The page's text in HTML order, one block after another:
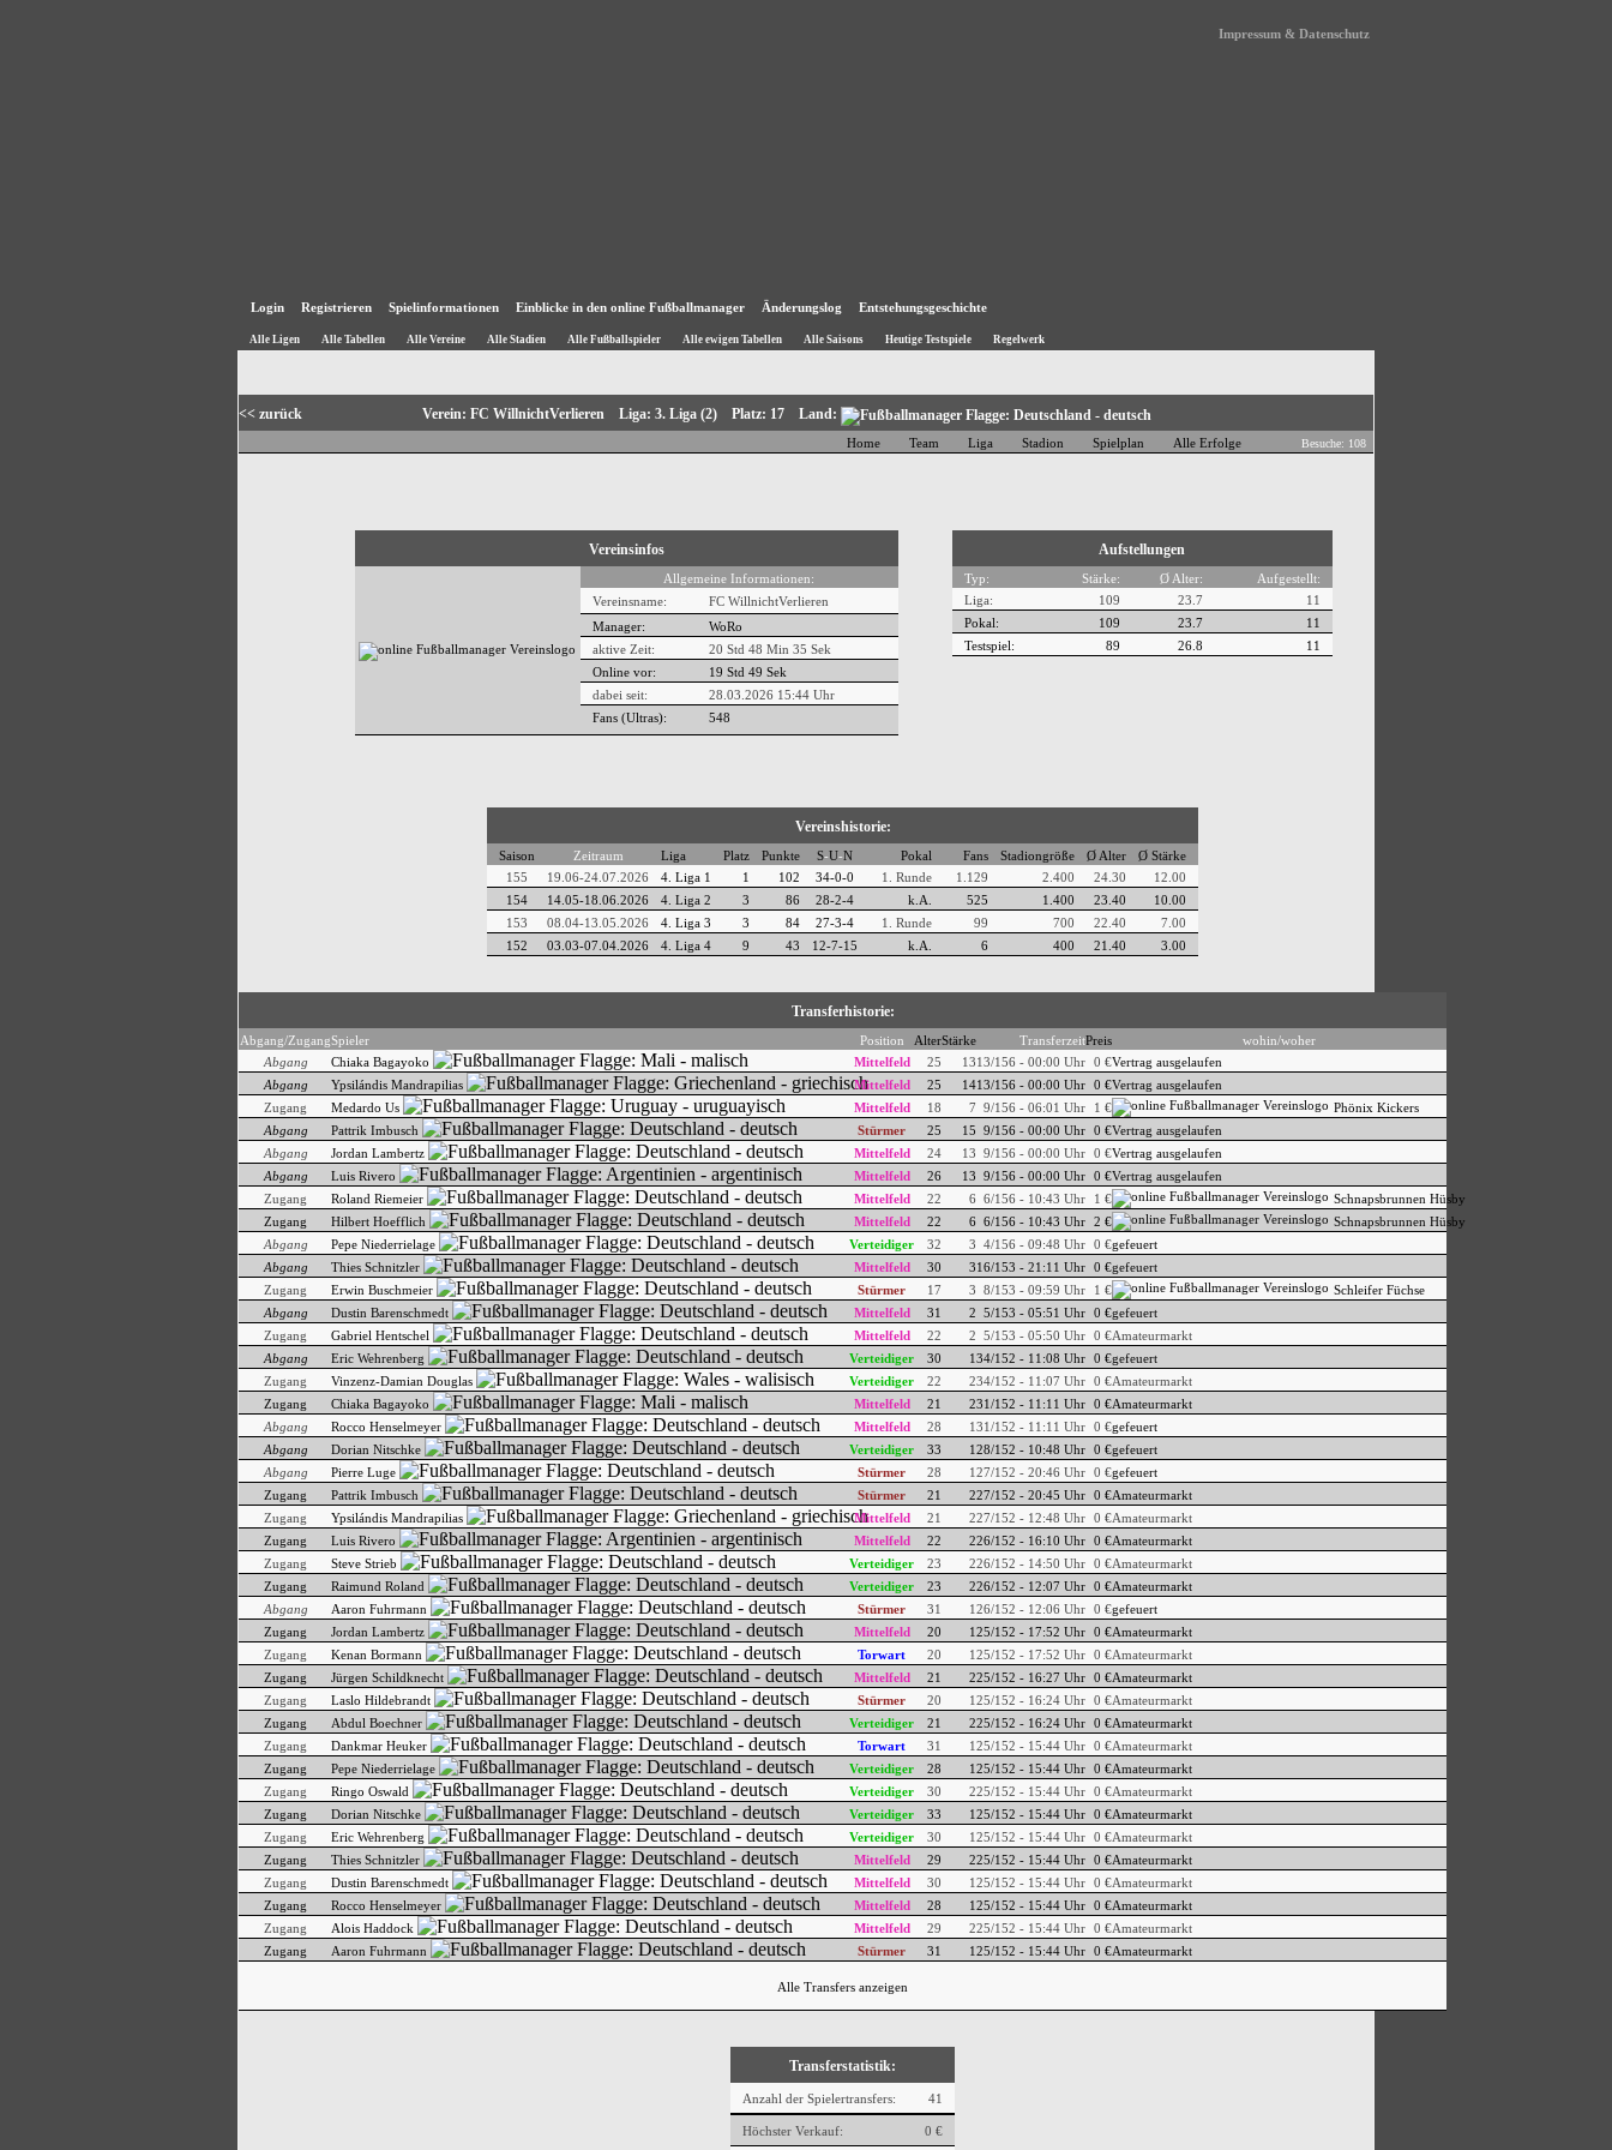
Impressum & Datenschutz
Login Registrieren Spielinformationen Einblicke in den online Fußballmanager Änderungslog Entstehungsgeschichte
Alle Ligen Alle Tabellen Alle Vereine Alle Stadien Alle Fußballspieler Alle ewigen Tabellen Alle Saisons Heutige Testspiele Regelwerk
<< zurück Verein: FC WillnichtVerlieren Liga: 3. Liga (2) Platz: 17 Land:
Home Team Liga Stadion Spielplan Alle Erfolge Besuche: 108
Vereinsinfos
Allgemeine Informationen:
Vereinsname:
FC WillnichtVerlieren
Manager:
WoRo
aktive Zeit:
20 Std 48 Min 35 Sek
Online vor:
19 Std 49 Sek
dabei seit:
28.03.2026 15:44 Uhr
Fans (Ultras):
548
Aufstellungen
Typ: Stärke: Ø Alter:
Aufgestellt:
Liga:
109 23.7
11
Pokal:
109 23.7
11
Testspiel:
89 26.8 11
Vereinshistorie:
Saison Zeitraum Liga Platz Punkte S-U-N Pokal Fans Stadiongröße Ø Alter
Ø Stärke
155
19.06-24.07.2026 4. Liga 1 1 102 34-0-0 1. Runde 1.129 2.400 24.30
12.00
154
14.05-18.06.2026 4. Liga 2 3 86 28-2-4 k.A. 525 1.400 23.40
10.00
153
08.04-13.05.2026 4. Liga 3 3 84 27-3-4 1. Runde 99 700 22.40
7.00
152
03.03-07.04.2026 4. Liga 4 9 43 12-7-15 k.A. 6 400 21.40 3.00
Transferhistorie:
Abgang/ZugangSpieler Position AlterStärke TransferzeitPreis
wohin/woher
Abgang
Chiaka Bagayoko Mittelfeld 25 1313/156 - 00:00 Uhr 0 €Vertrag ausgelaufen
Abgang
Ypsilándis Mandrapilias Mittelfeld 25 1413/156 - 00:00 Uhr 0 €Vertrag ausgelaufen
Zugang
Medardo Us Mittelfeld 18 7 9/156 - 06:01 Uhr 1 €
Phönix Kickers
Abgang
Pattrik Imbusch Stürmer 25 15 9/156 - 00:00 Uhr 0 €Vertrag ausgelaufen
Abgang
Jordan Lambertz Mittelfeld 24 13 9/156 - 00:00 Uhr 0 €Vertrag ausgelaufen
Abgang
Luis Rivero Mittelfeld 26 13 9/156 - 00:00 Uhr 0 €Vertrag ausgelaufen
Zugang
Roland Riemeier Mittelfeld 22 6 6/156 - 10:43 Uhr 1 €
Schnapsbrunnen Hüsby
Zugang
Hilbert Hoefflich Mittelfeld 22 6 6/156 - 10:43 Uhr 2 €
Schnapsbrunnen Hüsby
Abgang
Pepe Niederrielage Verteidiger 32 3 4/156 - 09:48 Uhr 0 €gefeuert
Abgang
Thies Schnitzler Mittelfeld 30 316/153 - 21:11 Uhr 0 €gefeuert
Zugang
Erwin Buschmeier Stürmer 17 3 8/153 - 09:59 Uhr 1 €
Schleifer Füchse
Abgang
Dustin Barenschmedt Mittelfeld 31 2 5/153 - 05:51 Uhr 0 €gefeuert
Zugang
Gabriel Hentschel Mittelfeld 22 2 5/153 - 05:50 Uhr 0 €Amateurmarkt
Abgang
Eric Wehrenberg Verteidiger 30 134/152 - 11:08 Uhr 0 €gefeuert
Zugang
Vinzenz-Damian Douglas Verteidiger 22 234/152 - 11:07 Uhr 0 €Amateurmarkt
Zugang
Chiaka Bagayoko Mittelfeld 21 231/152 - 11:11 Uhr 0 €Amateurmarkt
Abgang
Rocco Henselmeyer Mittelfeld 28 131/152 - 11:11 Uhr 0 €gefeuert
Abgang
Dorian Nitschke Verteidiger 33 128/152 - 10:48 Uhr 0 €gefeuert
Abgang
Pierre Luge Stürmer 28 127/152 - 20:46 Uhr 0 €gefeuert
Zugang
Pattrik Imbusch Stürmer 21 227/152 - 20:45 Uhr 0 €Amateurmarkt
Zugang
Ypsilándis Mandrapilias Mittelfeld 21 227/152 - 12:48 Uhr 0 €Amateurmarkt
Zugang
Luis Rivero Mittelfeld 22 226/152 - 16:10 Uhr 0 €Amateurmarkt
Zugang
Steve Strieb Verteidiger 23 226/152 - 14:50 Uhr 0 €Amateurmarkt
Zugang
Raimund Roland Verteidiger 23 226/152 - 12:07 Uhr 0 €Amateurmarkt
Abgang
Aaron Fuhrmann Stürmer 31 126/152 - 12:06 Uhr 0 €gefeuert
Zugang
Jordan Lambertz Mittelfeld 20 125/152 - 17:52 Uhr 0 €Amateurmarkt
Zugang
Kenan Bormann Torwart 20 125/152 - 17:52 Uhr 0 €Amateurmarkt
Zugang
Jürgen Schildknecht Mittelfeld 21 225/152 - 16:27 Uhr 0 €Amateurmarkt
Zugang
Laslo Hildebrandt Stürmer 20 125/152 - 16:24 Uhr 0 €Amateurmarkt
Zugang
Abdul Boechner Verteidiger 21 225/152 - 16:24 Uhr 0 €Amateurmarkt
Zugang
Dankmar Heuker Torwart 31 125/152 - 15:44 Uhr 0 €Amateurmarkt
Zugang
Pepe Niederrielage Verteidiger 28 125/152 - 15:44 Uhr 0 €Amateurmarkt
Zugang
Ringo Oswald Verteidiger 30 225/152 - 15:44 Uhr 0 €Amateurmarkt
Zugang
Dorian Nitschke Verteidiger 33 125/152 - 15:44 Uhr 0 €Amateurmarkt
Zugang
Eric Wehrenberg Verteidiger 30 125/152 - 15:44 Uhr 0 €Amateurmarkt
Zugang
Thies Schnitzler Mittelfeld 29 225/152 - 15:44 Uhr 0 €Amateurmarkt
Zugang
Dustin Barenschmedt Mittelfeld 30 125/152 - 15:44 Uhr 0 €Amateurmarkt
Zugang
Rocco Henselmeyer Mittelfeld 28 125/152 - 15:44 Uhr 0 €Amateurmarkt
Zugang
Alois Haddock Mittelfeld 29 225/152 - 15:44 Uhr 0 €Amateurmarkt
Zugang
Aaron Fuhrmann Stürmer 31 125/152 - 15:44 Uhr 0 €Amateurmarkt
Alle Transfers anzeigen
Transferstatistik:
Anzahl der Spielertransfers: 41
Höchster Verkauf: 0 €